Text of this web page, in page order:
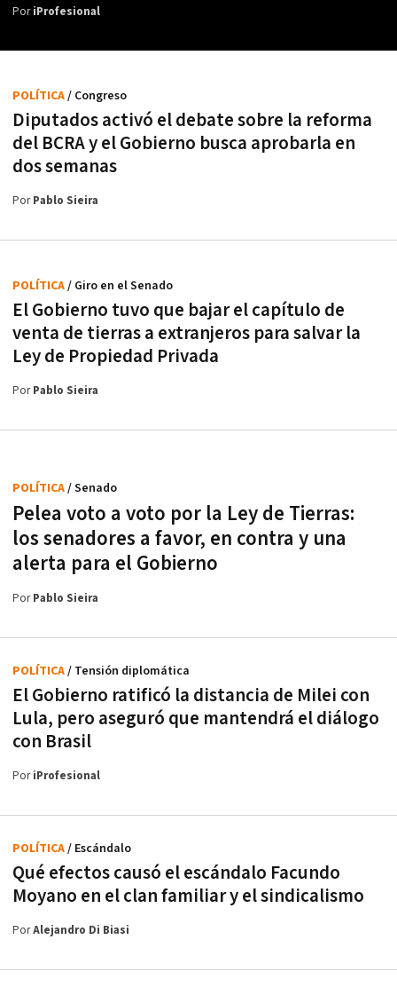
PoriProfesional
Diputados activó el debate sobre la reforma
del BCRA y el Gobierno busca aprobarla en
dos semanas
POLÍTICA/ Congreso
PorPablo Sieira
El Gobierno tuvo que bajar el capítulo de
venta de tierras a extranjeros para salvar la
Ley de Propiedad Privada
POLÍTICA/ Giro en el Senado
PorPablo Sieira
Pelea voto a voto por la Ley de Tierras:
los senadores a favor, en contra y una
alerta para el Gobierno
POLÍTICA/ Senado
PorPablo Sieira
El Gobierno ratificó la distancia de Milei con
Lula, pero aseguró que mantendrá el diálogo
con Brasil
POLÍTICA/ Tensión diplomática
PoriProfesional
Qué efectos causó el escándalo Facundo
Moyano en el clan familiar y el sindicalismo
POLÍTICA/ Escándalo
PorAlejandro Di Biasi